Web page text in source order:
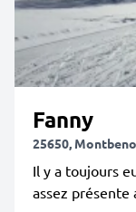
Fanny
25650,
Il y a toujours
assez